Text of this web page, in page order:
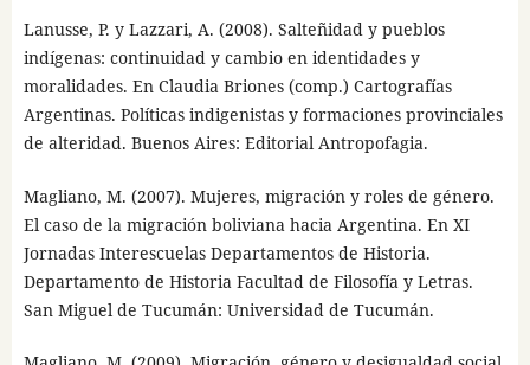
Lanusse, P. y Lazzari, A. (2008). Salteñidad y pueblos
indígenas: continuidad y cambio en identidades y
moralidades. En Claudia Briones (comp.) Cartografías
Argentinas. Políticas indigenistas y formaciones provinciales
de alteridad. Buenos Aires: Editorial Antropofagia.
Magliano, M. (2007). Mujeres, migración y roles de género.
El caso de la migración boliviana hacia Argentina. En XI
Jornadas Interescuelas Departamentos de Historia.
Departamento de Historia Facultad de Filosofía y Letras.
San Miguel de Tucumán: Universidad de Tucumán.